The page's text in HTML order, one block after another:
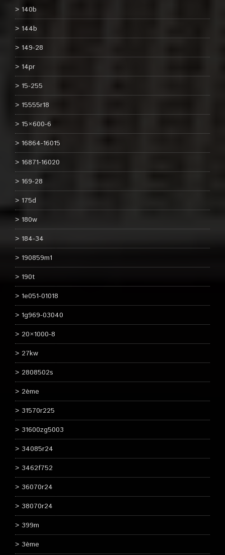
140b
144b
149-28
14pr
15-255
15555r18
15×600-6
16864-16015
16871-16020
169-28
175d
180w
184-34
190859m1
190t
1e051-01018
1g969-03040
20×1000-8
27kw
2808502s
2ème
31570r225
31600zg5003
34085r24
3462f752
36070r24
38070r24
399m
3ème